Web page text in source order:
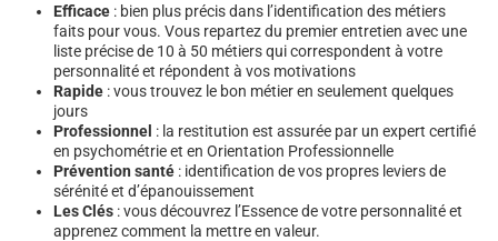
Efficace : bien plus précis dans l’identification des métiers
faits pour vous. Vous repartez du premier entretien avec une
liste précise de 10 à 50 métiers qui correspondent à votre
personnalité et répondent à vos motivations
Rapide : vous trouvez le bon métier en seulement quelques
jours
Professionnel : la restitution est assurée par un expert certifié
en psychométrie et en Orientation Professionnelle
Prévention santé : identification de vos propres leviers de
sérénité et d’épanouissement
Les Clés : vous découvrez l’Essence de votre personnalité et
apprenez comment la mettre en valeur.